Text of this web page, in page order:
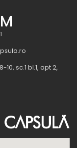
sc.1 bl.1, apt 2,